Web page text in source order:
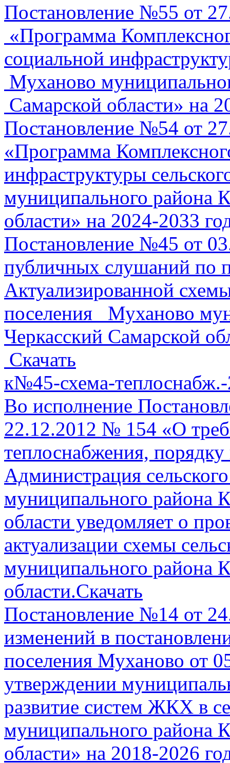
Постановление №55 от
«Программа
социальной
Муханово
Самарской области» на
Постановление №54 от
«Программа
инфраструктуры
муниципального района
области» на 2024-2033
Постановление №45 от
публичных слушаний по
Актуализированной
поселения Муханово
Черкасский Самарской
Скачать
к№45-схема-теплоснабж.-
Во исполнение
22.12.2012 № 154 «О
теплоснабжения,
Администрация
муниципального района
области уведомляет о
актуализации схемы
муниципального района
области.Скачать
Постановление №14 от
изменений в
поселения Муханово от
утверждении
развитие систем ЖКХ в
муниципального района
области» на 2018-2026